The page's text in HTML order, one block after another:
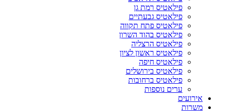
פילאטיס רמת גן
פילאטיס גבעתיים
פילאטיס פתח תקווה
פילאטיס בהוד השרון
פילאטיס הרצליה
פילאטיס ראשון לציון
פילאטיס חיפה
פילאטיס בירושלים
פילאטיס ברחובות
ערים נוספות
אירועים
משרות